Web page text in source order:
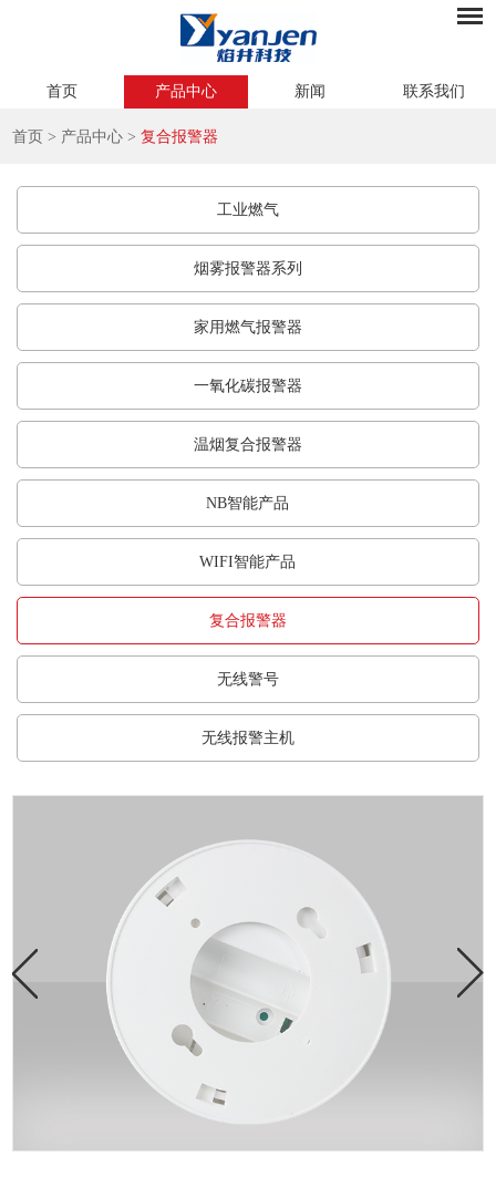
首页 产品中心 新闻 联系我们
首页 > 产品中心 >复合报警器
工业燃气
烟雾报警器系列
家用燃气报警器
一氧化碳报警器
温烟复合报警器
NB智能产品
WIFI智能产品
复合报警器
无线警号
无线报警主机